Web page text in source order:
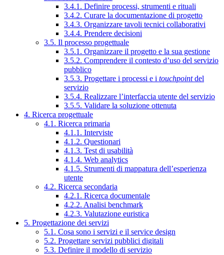
3.4.1. Definire processi, strumenti e rituali
3.4.2. Curare la documentazione di progetto
3.4.3. Organizzare tavoli tecnici collaborativi
3.4.4. Prendere decisioni
3.5. Il processo progettuale
3.5.1. Organizzare il progetto e la sua gestione
3.5.2. Comprendere il contesto d’uso del servizio
pubblico
3.5.3. Progettare i processi e i touchpointdel
servizio
3.5.4. Realizzare l’interfaccia utente del servizio
3.5.5. Validare la soluzione ottenuta
4. Ricerca progettuale
4.1. Ricerca primaria
4.1.1. Interviste
4.1.2. Questionari
4.1.3. Test di usabilità
4.1.4. Web analytics
4.1.5. Strumenti di mappatura dell’esperienza
utente
4.2. Ricerca secondaria
4.2.1. Ricerca documentale
4.2.2. Analisi benchmark
4.2.3. Valutazione euristica
5. Progettazione dei servizi
5.1. Cosa sono i servizi e il service design
5.2. Progettare servizi pubblici digitali
5.3. Definire il modello di servizio